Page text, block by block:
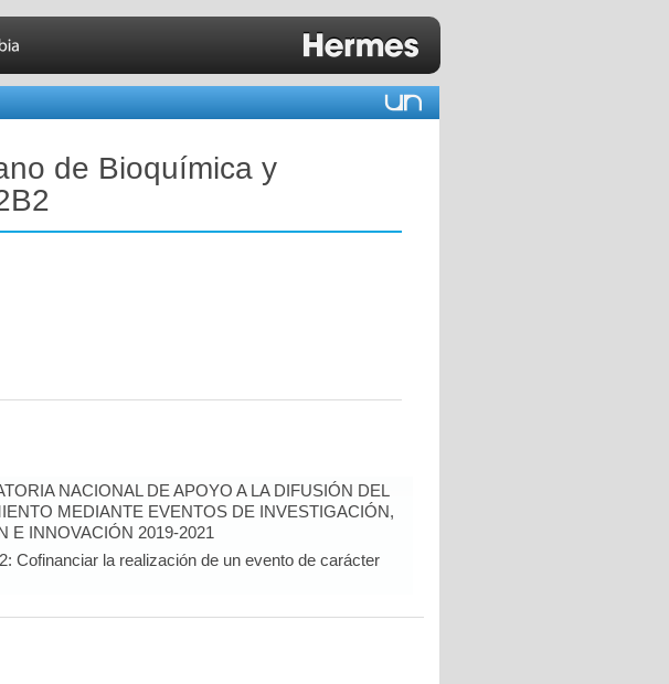
de Bioquímica y
NACIONAL DE APOYO A LA DIFUSIÓN DEL
MEDIANTE EVENTOS DE INVESTIGACIÓN,
E INNOVACIÓN 2019-2021
Cofinanciar la realización de un evento de carácter